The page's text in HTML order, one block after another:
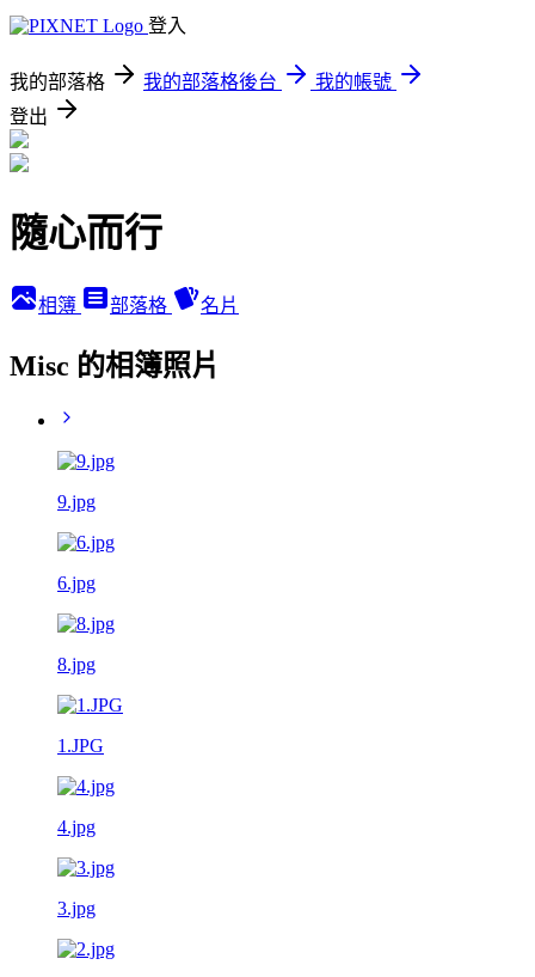
登入
我的部落格 我的部落格後台
我的帳號
登出
隨心而行
相簿 部落格 名片
Misc 的相簿照片
9.jpg
6.jpg
8.jpg
1.JPG
4.jpg
3.jpg